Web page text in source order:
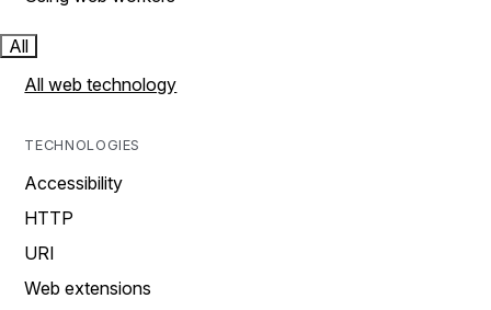
All
All web technology
TECHNOLOGIES
Accessibility
HTTP
URI
Web extensions